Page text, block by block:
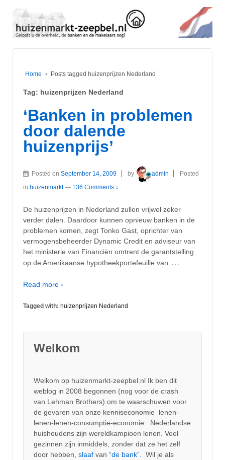
Home › Posts tagged huizenprijzen Nederland
Tag: huizenprijzen Nederland
‘Banken in problemen
door dalende
huizenprijs’
Posted on September 14, 2009 by admin
Posted
in huizenmarkt — 136 Comments ↓
De huizenprijzen in Nederland zullen vrijwel zeker
verder dalen. Daardoor kunnen opnieuw banken in de
problemen komen, zegt Tonko Gast, oprichter van
vermogensbeheerder Dynamic Credit en adviseur van
het ministerie van Financiën omtrent de garantstelling
op de Amerikaanse hypotheekportefeuille van …
Read more ›
Tagged with: huizenprijzen Nederland
Welkom
Welkom op huizenmarkt-zeepbel.nl Ik ben dit
weblog in 2008 begonnen (nog voor de crash
van Lehman Brothers) om te waarschuwen voor
de gevaren van onze kenniseconomie lenen-
lenen-lenen-consumptie-economie. Nederlandse
huishoudens zijn wereldkampioen lenen. Veel
gezinnen zijn inmiddels, zonder dat ze het zelf
door hebben, slaaf van “de bank”.
Wil je als